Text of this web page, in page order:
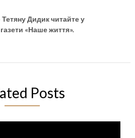
Дидик читайте у
«Наше життя».
Posts